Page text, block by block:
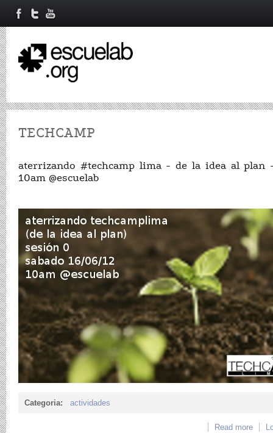
TECHCAMP
aterrizando #techcamp lima - de la idea al
10am @escuelab
Categoria: actividades
Read more